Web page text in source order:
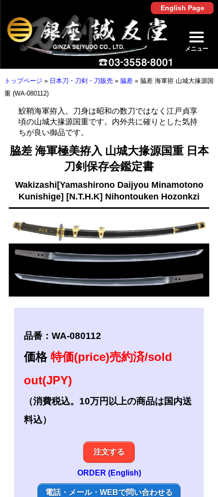
English Page
メニュー
トップページ » 日本刀・刀剣・刀販売 » 脇差» 脇差 海軍拵 山城大掾源国
重 (WA-080112)
鮫鞘海軍拵入。刀身は昭和の数刀ではなく江戸貞享
頃の山城大掾源国重です。内外共に確りとした気持
ちが良い御品です。
脇差 海軍極美拵入 山城大掾源国重 日本
刀剣保存会鑑定書
Wakizashi[Yamashirono Daijyou Minamotono
Kunishige] [N.T.H.K] Nihontouken Hozonkzi
品番：WA-080112
価格 特価(price)売約済/sold
out(JPY)
（消費税込。10万円以上の商品は国内送
料込）
注文する
ORDER (English)
電話・メール・WEBで問い合わせる